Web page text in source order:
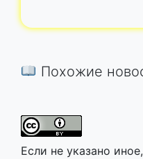
Похожие
Если не указано